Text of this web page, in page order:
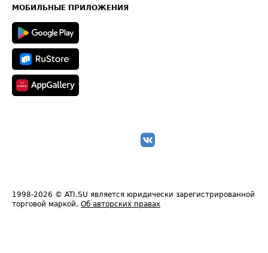
Техническая информация
МОБИЛЬНЫЕ ПРИЛОЖЕНИЯ
1998-2026 © ATI.SU является юридически зарегистрированной
торговой маркой. Об авторских правах